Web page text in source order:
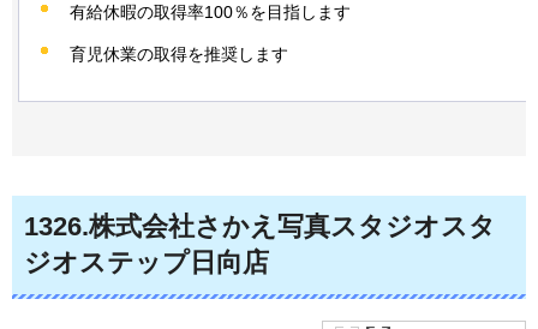
有給休暇の取得率100％を目指します
育児休業の取得を推奨します
1326.株式会社さかえ写真スタジオスタ
ジオステップ日向店